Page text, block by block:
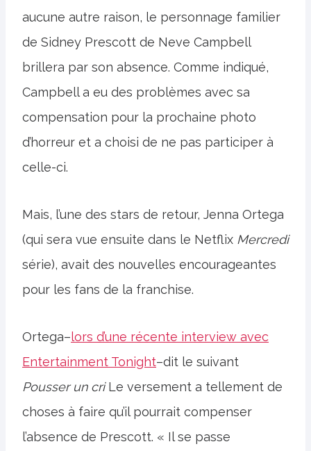
aucune autre raison, le personnage familier
de Sidney Prescott de Neve Campbell
brillera par son absence. Comme indiqué,
Campbell a eu des problèmes avec sa
compensation pour la prochaine photo
d’horreur et a choisi de ne pas participer à
celle-ci.
Mais, l’une des stars de retour, Jenna Ortega
(qui sera vue ensuite dans le Netflix Mercredi
série), avait des nouvelles encourageantes
pour les fans de la franchise.
Ortega–lors d’une récente interview avec
Entertainment Tonight–dit le suivant
Pousser un criLe versement a tellement de
choses à faire qu’il pourrait compenser
l’absence de Prescott. « Il se passe